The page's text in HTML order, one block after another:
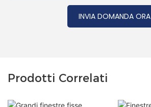
INVIA DOMANDA ORA
Prodotti Correlati